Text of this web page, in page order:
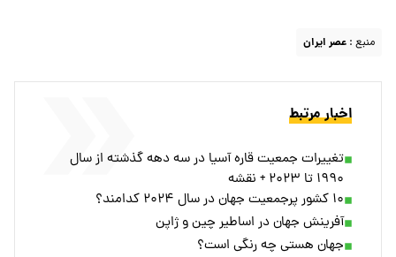
منبع : عصر ایران
اخبار مرتبط
تغییرات جمعیت قاره آسیا در سه دهه گذشته از سال
۱۹۹۰ تا ۲۰۲۳ + نقشه
۱۰ کشور پرجمعیت جهان در سال ۲۰۲۴ کدامند؟
آفرینش جهان در اساطیر چین و ژاپن
جهان هستی چه رنگی است؟